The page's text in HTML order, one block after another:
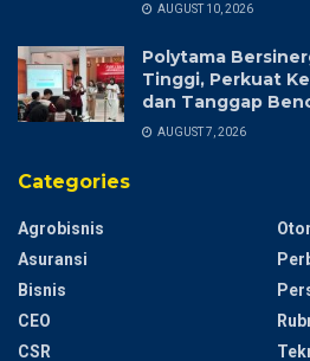
AUGUST 10, 2026
Polytama
Tinggi, Perkuat
dan Tanggap
AUGUST 7, 2026
Categories
Agrobisnis
Asuransi
Bisnis
CEO
CSR